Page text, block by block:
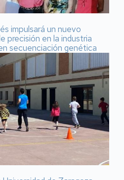
impulsará un nuevo
precisión en la industria
secuenciación genética